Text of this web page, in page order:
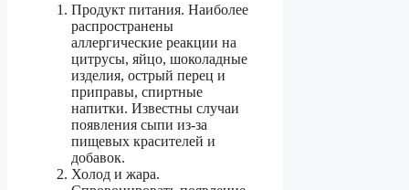
Продукт питания. Наиболее
распространены
аллергические реакции на
цитрусы, яйцо, шоколадные
изделия, острый перец и
приправы, спиртные
напитки. Известны случаи
появления сыпи из-за
пищевых красителей и
добавок.
Холод и жара.